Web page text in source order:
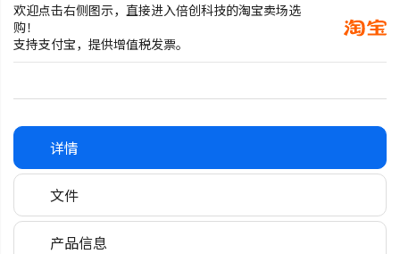
欢迎点击右侧图示，直接进入倍创科技的淘宝卖场选
购！
支持支付宝，提供增值税发票。
详情
文件
产品信息